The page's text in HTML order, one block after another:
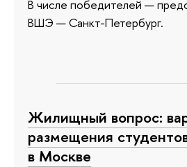
В числе победителей —
ВШЭ — Санкт-Петербург.
Жилищный вопрос:
размещения
в Москве